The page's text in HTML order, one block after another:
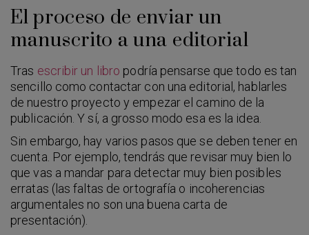
El proceso de enviar un
manuscrito a una editorial
Tras escribir un libro podría pensarse que todo es tan
sencillo como contactar con una editorial, hablarles
de nuestro proyecto y empezar el camino de la
publicación. Y sí, a grosso modo esa es la idea.
Sin embargo, hay varios pasos que se deben tener en
cuenta. Por ejemplo, tendrás que revisar muy bien lo
que vas a mandar para detectar muy bien posibles
erratas (las faltas de ortografía o incoherencias
argumentales no son una buena carta de
presentación).